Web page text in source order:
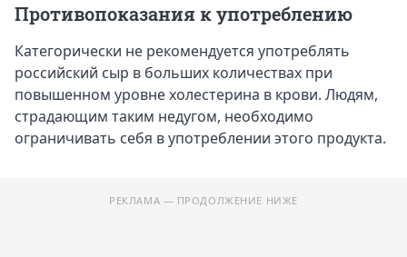
Противопоказания к употреблению
Категорически не рекомендуется употреблять
российский сыр в больших количествах при
повышенном уровне холестерина в крови. Людям,
страдающим таким недугом, необходимо
ограничивать себя в употреблении этого продукта.
РЕКЛАМА — ПРОДОЛЖЕНИЕ НИЖЕ